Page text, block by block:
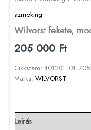
szmoking
Wilvorst fekete,
205 000 Ft
Cikkszám: 401201_01_7051
Márka: WILVORST
Leírás